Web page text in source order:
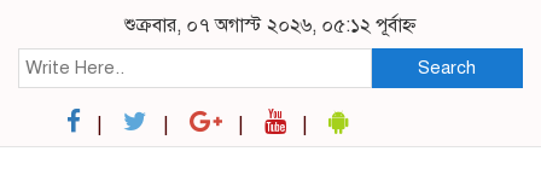
শুক্রবার, ০৭ অগাস্ট ২০২৬, ০৫:১২ পূর্বাহ্ন
Search